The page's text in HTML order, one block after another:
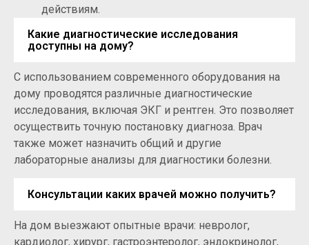
действиям.
Какие диагностические исследования
доступны на дому?
С использованием современного оборудования на
дому проводятся различные диагностические
исследования, включая ЭКГ и рентген. Это позволяет
осуществить точную постановку диагноза. Врач
также может назначить общий и другие
лабораторные анализы для диагностики болезни.
Консультации каких врачей можно получить?
На дом выезжают опытные врачи: невролог,
кардиолог, хирург, гастроэнтеролог, эндокринолог,